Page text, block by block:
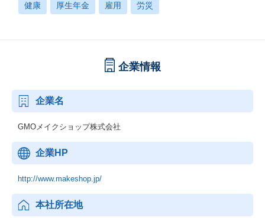
健康 厚生年金 雇用 労災
企業情報
企業名
GMOメイクショップ株式会社
企業HP
http://www.makeshop.jp/
本社所在地